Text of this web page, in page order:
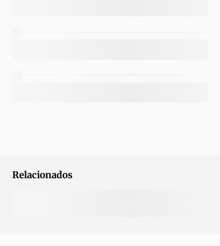
Relacionados